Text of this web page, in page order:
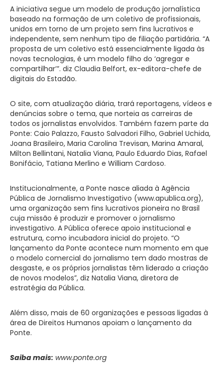
A iniciativa segue um modelo de produção jornalística
baseado na formação de um coletivo de profissionais,
unidos em torno de um projeto sem fins lucrativos e
independente, sem nenhum tipo de filiação partidária. “A
proposta de um coletivo está essencialmente ligada às
novas tecnologias, é um modelo filho do ‘agregar e
compartilhar’”. diz Claudia Belfort, ex-editora-chefe de
digitais do Estadão.
O site, com atualização diária, trará reportagens, vídeos e
denúncias sobre o tema, que norteia as carreiras de
todos os jornalistas envolvidos. Também fazem parte da
Ponte: Caio Palazzo, Fausto Salvadori Filho, Gabriel Uchida,
Joana Brasileiro, Maria Carolina Trevisan, Marina Amaral,
Milton Bellintani, Natalia Viana, Paulo Eduardo Dias, Rafael
Bonifácio, Tatiana Merlino e William Cardoso.
Institucionalmente, a Ponte nasce aliada à Agência
Pública de Jornalismo Investigativo (www.apublica.org),
uma organização sem fins lucrativos pioneira no Brasil
cuja missão é produzir e promover o jornalismo
investigativo. A Pública oferece apoio institucional e
estrutura, como incubadora inicial do projeto. “O
lançamento da Ponte acontece num momento em que
o modelo comercial do jornalismo tem dado mostras de
desgaste, e os próprios jornalistas têm liderado a criação
de novos modelos”, diz Natalia Viana, diretora de
estratégia da Pública.
Além disso, mais de 60 organizações e pessoas ligadas à
área de Direitos Humanos apoiam o lançamento da
Ponte.
Saiba mais: www.ponte.org